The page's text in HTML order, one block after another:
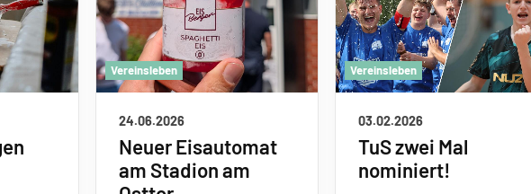
Vereinsleben
24.06.2026
Neuer Eisautomat
am Stadion am
Vereinsleben
03.02.2026
TuS zwei Mal
nominiert!